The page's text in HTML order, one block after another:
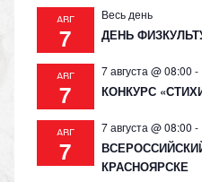
АВГ
7
Весь день
ДЕНЬ
АВГ
7
7 августа @ 08:00 -
КОНКУРС
АВГ
7
7 августа @ 08:00 -
КРАСНОЯРСКЕ